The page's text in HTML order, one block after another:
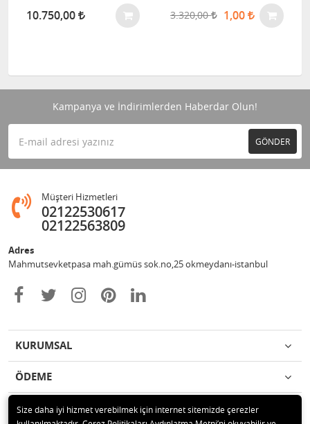
10.750,00 3.320,00 1,00
Kampanya ve İndirimlerden Haberdar Olun!
GÖNDER
Müşteri Hizmetleri
02122530617
02122563809
Adres
Mahmutsevketpasa mah.gümüs sok.no,25 okmeydanı-istanbul
KURUMSAL
ÖDEME
İLETİŞİM
Size daha iyi hizmet verebilmek için internet sitemizde çerezler